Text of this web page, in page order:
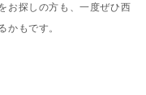
お探しの方も、一度ぜひ西
かもです。